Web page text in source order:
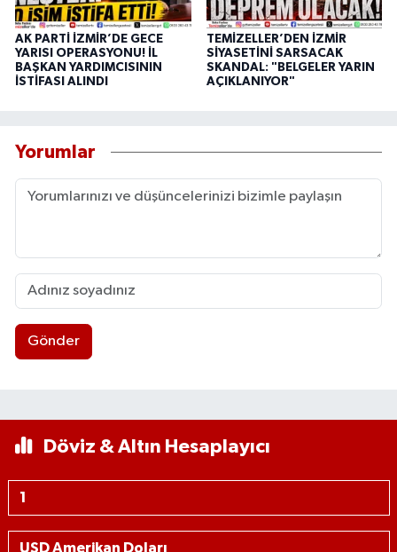
AK PARTİ İZMİR’DE GECE
YARISI OPERASYONU! İL
BAŞKAN YARDIMCISININ
İSTİFASI ALINDI
TEMİZELLER’DEN İZMİR
SİYASETİNİ SARSACAK
SKANDAL: "BELGELER YARIN
AÇIKLANIYOR"
Yorumlar
Gönder
Döviz & Altın Hesaplayıcı